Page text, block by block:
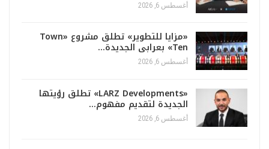
أغسطس 6, 2026
«مزايا للتطوير» تطلق مشروع «Town
Ten» بعرابى الجديدة…
أغسطس 6, 2026
«LARZ Developments» تطلق رؤيتها
الجديدة لتقديم مفهوم…
أغسطس 6, 2026